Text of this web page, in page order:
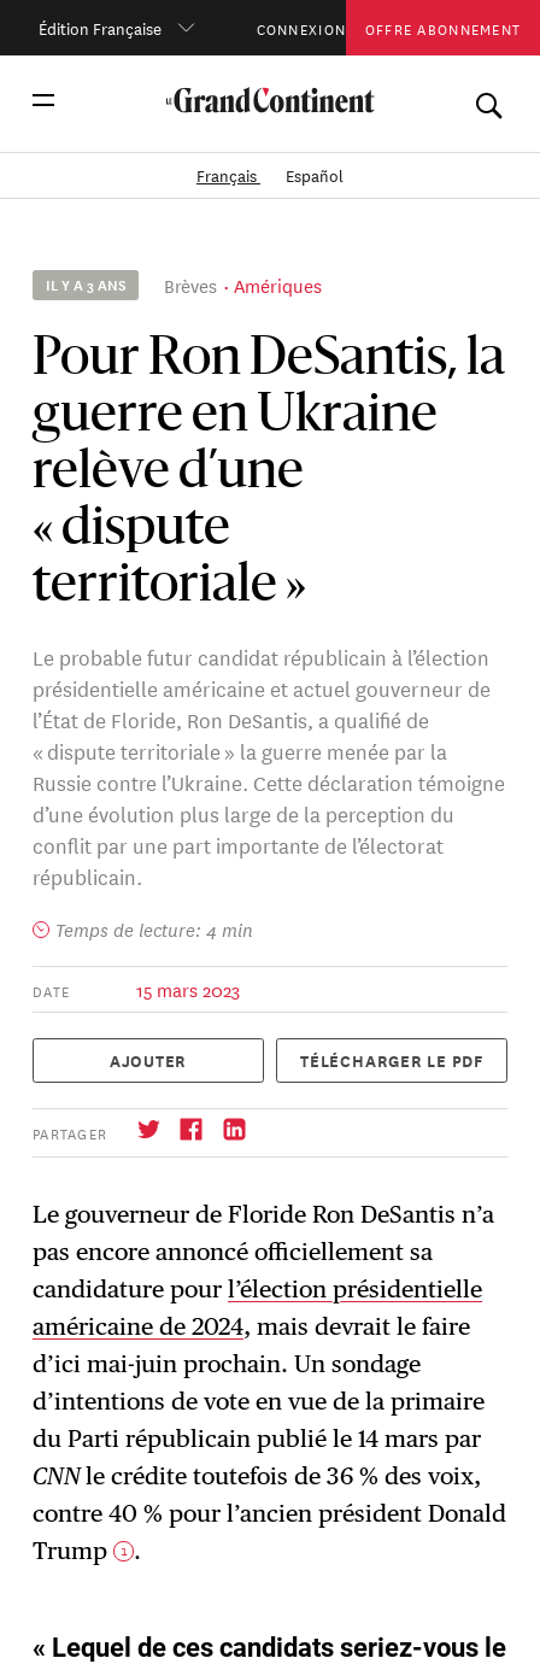
Édition Française CONNEXION OFFRE ABONNEMENT
Français Español
IL Y A 3 ANS Brèves Amériques
Pour Ron DeSantis, la
guerre en Ukraine
relève d’une
« dispute
territoriale »
Le probable futur candidat républicain à l’élection
présidentielle américaine et actuel gouverneur de
l’État de Floride, Ron DeSantis, a qualifié de
« dispute territoriale » la guerre menée par la
Russie contre l’Ukraine. Cette déclaration témoigne
d’une évolution plus large de la perception du
conflit par une part importante de l’électorat
républicain.
Temps de lecture: 4 min
DATE 15 mars 2023
AJOUTER TÉLÉCHARGER LE PDF
PARTAGER
→ S'abonner
Le gouverneur de Floride Ron DeSantis n’a
pas encore annoncé officiellement sa
candidature pourl’élection présidentielle
américaine de 2024, mais devrait le faire
d’ici mai-juin prochain. Un sondage
d’intentions de vote en vue de la primaire
du Parti républicain publié le 14 mars par
CNNle crédite ​​toutefois de 36 % des voix,
contre 40 % pour l’ancien président Donald
Trump 1 .